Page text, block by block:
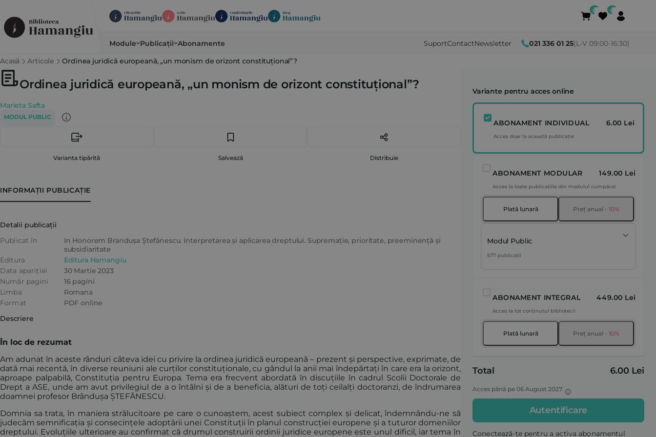
Module Publicații Abonamente SuportContactNewsletter 021 336 01 25(L-V 09:00-16:30)
Acasă Articole Ordinea juridică europeană, „un monism de orizont constituțional”?
Ordinea juridică europeană, „un monism de orizont constituțional”?
Marieta Safta
MODUL PUBLIC
Varianta tipărită Salvează Distribuie
INFORMAȚII PUBLICAȚIE
Detalii publicații
Publicat în
In Honorem Brandușa Ștefănescu. Interpretarea și aplicarea dreptului. Supremație, prioritate, preeminență și
subsidiaritate
Editura
Editura Hamangiu
Data apariției
30 Martie 2023
Număr pagini
16 pagini
Limba
Romana
Format
PDF online
Descriere
În loc de rezumat
Am adunat în aceste rânduri câteva idei cu privire la ordinea juridică europeană – prezent și perspective, exprimate, de
dată mai recentă, în diverse reuniuni ale curților constituționale, cu gândul la anii mai îndepărtați în care era la orizont,
aproape palpabilă, Constituția pentru Europa. Tema era frecvent abordată în discuțiile în cadrul Scolii Doctorale de
Drept a ASE, unde am avut privilegiul de a o întâlni și de a beneficia, alături de toți ceilalți doctoranzi, de îndrumarea
doamnei profesor Brândușa ȘTEFĂNESCU.
Domnia sa trata, în maniera strălucitoare pe care o cunoaștem, acest subiect complex și delicat, îndemnându-ne să
judecăm semnificația și consecințele adoptării unei Constituții în planul construcției europene și a tuturor domeniilor
dreptului. Evoluțiile ulterioare au confirmat că drumul construirii ordinii juridice europene este unul dificil, iar tema în
Variante pentru acces online
ABONAMENT INDIVIDUAL 6.00 Lei
Acces doar la această publicație
ABONAMENT MODULAR 149.00 Lei
Acces la toate publicațiile din modulul cumpărat
Plată lunară Preț anual - 10%
Modul Public
577 publicații
ABONAMENT INTEGRAL 449.00 Lei
Acces la tot conținutul bibliotecii
Plată lunară Preț anual - 10%
Total 6.00 Lei
Acces până pe 06 August 2027
Autentificare
Conectează-te pentru a activa abonamentul